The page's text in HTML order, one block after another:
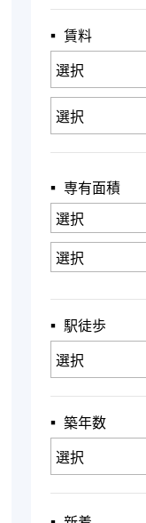
▪︎ 賃料
▪︎ 専有面積
▪︎ 駅徒歩
▪︎ 築年数